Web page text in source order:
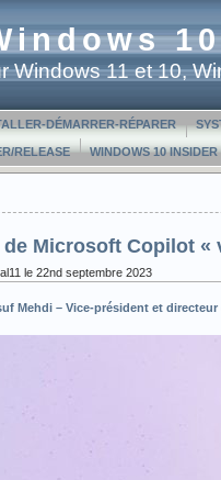
Windows 11 et 10,
DÉMARRER-RÉPARER
RELEASE WINDOWS 10 INSIDER
Microsoft Copilot «
le 22nd septembre 2023
Mehdi – Vice-président et